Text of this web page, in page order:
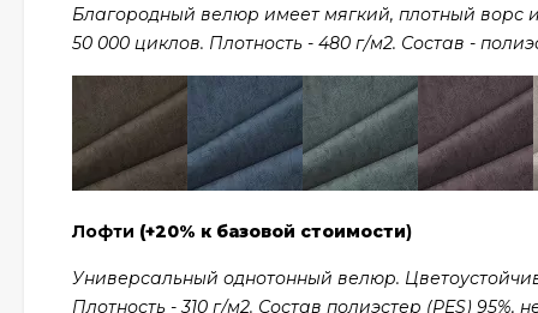
Благородный велюр имеет мягкий, плотный ворс
50 000 циклов. Плотность - 480 г/м2. Состав -
Лофти (+20% к базовой стоимости)
Универсальный однотонный велюр.
Плотность - 310 г/м2. Состав полиэстер (PES) 95%,